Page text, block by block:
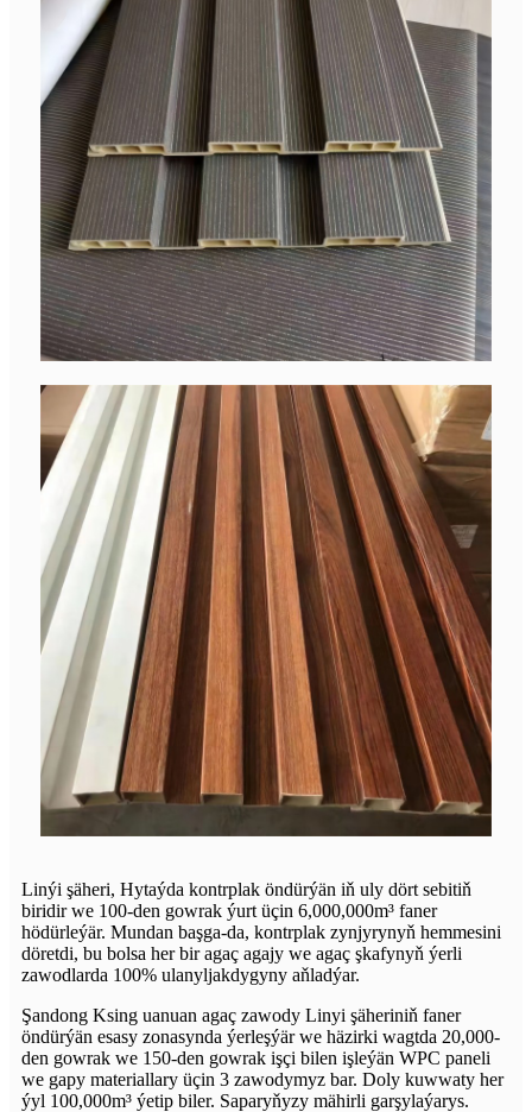
Linýi şäheri, Hytaýda kontrplak öndürýän iň uly dört sebitiň
biridir we 100-den gowrak ýurt üçin 6,000,000m³ faner
hödürleýär. Mundan başga-da, kontrplak zynjyrynyň hemmesini
döretdi, bu bolsa her bir agaç agajy we agaç şkafynyň ýerli
zawodlarda 100% ulanyljakdygyny aňladýar.
Şandong Ksing uanuan agaç zawody Linyi şäheriniň faner
öndürýän esasy zonasynda ýerleşýär we häzirki wagtda 20,000-
den gowrak we 150-den gowrak işçi bilen işleýän WPC paneli
we gapy materiallary üçin 3 zawodymyz bar. Doly kuwwaty her
ýyl 100,000m³ ýetip biler. Saparyňyzy mähirli garşylaýarys.